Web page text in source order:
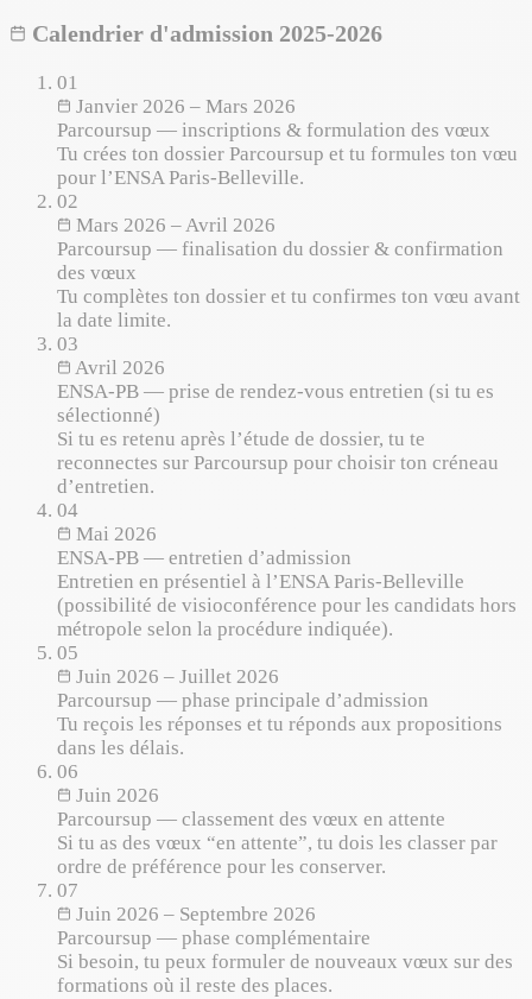
Calendrier d'admission 2025-2026
01
Janvier 2026 – Mars 2026
Parcoursup — inscriptions & formulation des vœux
Tu crées ton dossier Parcoursup et tu formules ton vœu
pour l’ENSA Paris-Belleville.
02
Mars 2026 – Avril 2026
Parcoursup — finalisation du dossier & confirmation
des vœux
Tu complètes ton dossier et tu confirmes ton vœu avant
la date limite.
03
Avril 2026
ENSA-PB — prise de rendez-vous entretien (si tu es
sélectionné)
Si tu es retenu après l’étude de dossier, tu te
reconnectes sur Parcoursup pour choisir ton créneau
d’entretien.
04
Mai 2026
ENSA-PB — entretien d’admission
Entretien en présentiel à l’ENSA Paris-Belleville
(possibilité de visioconférence pour les candidats hors
métropole selon la procédure indiquée).
05
Juin 2026 – Juillet 2026
Parcoursup — phase principale d’admission
Tu reçois les réponses et tu réponds aux propositions
dans les délais.
06
Juin 2026
Parcoursup — classement des vœux en attente
Si tu as des vœux “en attente”, tu dois les classer par
ordre de préférence pour les conserver.
07
Juin 2026 – Septembre 2026
Parcoursup — phase complémentaire
Si besoin, tu peux formuler de nouveaux vœux sur des
formations où il reste des places.